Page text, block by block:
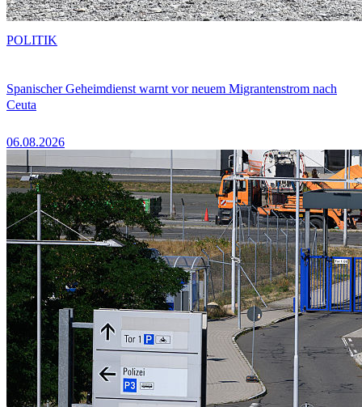
Spanischer Geheimdienst warnt vor neuem Migrantenstrom nach
Ceuta
06.08.2026
POLITIK